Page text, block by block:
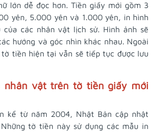
lớn dễ đọc hơn. Tiền giấy mới gồm 3
yên, 5.000 yên và 1.000 yên, in hình
của các nhân vật lịch sử. Hình ảnh sẽ
hướng và góc nhìn khác nhau. Ngoài
tiền hiện tại vẫn sẽ tiếp tục được lưu
nhân vật trên tờ tiền giấy mới
kể từ năm 2004, Nhật Bản cập nhật
tờ tiền này sử dụng các mẫu in